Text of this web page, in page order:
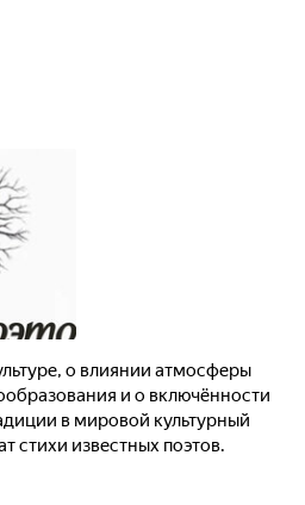
о влиянии атмосферы
и о включённости
в мировой культурный
стихи известных поэтов.